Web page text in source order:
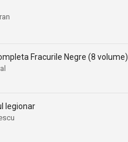
Fracurile Negre (8 volume)
legionar